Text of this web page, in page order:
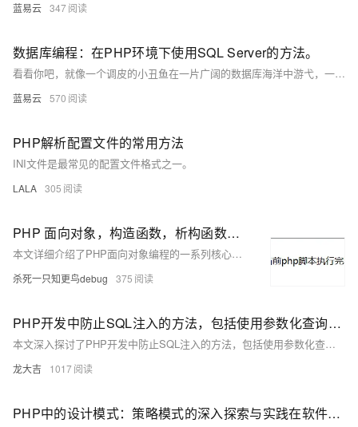
蓝易云 347
数据库编程：在PHP环境下使用SQL Server的方法。
看看你吧，就像一个调皮的小丑鱼在一片广阔的数据库海洋中游弋，一路上吞下大小数据如同海中的珍珠。不管有多少难关，只要记住这个流程，剩下的就只是探索未知的乐趣，沉浸在这个充满挑战的数据库海洋中。
蓝易云 570
PHP解析配置文件的常用方法
INI文件是最常见的配置文件格式之一。
LALA 305
PHP 面向对象，构造函数，析构函数，继承，方法的重写，接口抽象类，static，final，this，parent，self的异同和作用
本文详细介绍了PHP面向对象编程的一系列核心概念和用法，包括构造函数、析构函数、继承、方法重写、访问控制、接口、抽象类、静态成员、final关键字、以及this、self、parent这三个关键字的异同和作用。通过具体示例代码，展示了如何在PHP中使用这些面向对象的特性，以及它们在实际开发中的应用。
杀死一只知更鸟debug 375
PHP开发中防止SQL注入的方法，包括使用参数化查询、对用户输入进行过滤和验证、使用安全的框架和库等，旨在帮助开发者有效应对SQL注入这一常见安全威胁，保障应用安全
本文深入探讨了PHP开发中防止SQL注入的方法，包括使用参数化查询、对用户输入进行过滤和验证、使用安全的框架和库等，旨在帮助开发者有效应对SQL注入这一常见安全威胁，保障应用安全。
龙大吉 1017
PHP中的设计模式：策略模式的深入探索与实践在软件开发的广袤天地中，PHP以其独特的魅力和强大的功能，成为无数开发者手中的得力工具。而在这条充满挑战与机遇的征途上，设计模式犹如一盏明灯，指引着我们穿越代码的迷雾，编写出更加高效、灵活且易于维护的程序。今天，就让我们聚焦于设计模式中的璀璨明珠——策略模式，深入探讨其在PHP中的实现方法及其实际应用价值。